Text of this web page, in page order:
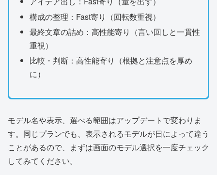
構成の整理：Fast寄り（回転数重視）
最終文章の詰め：高性能寄り（言い回しと一貫性
重視）
比較・判断：高性能寄り（根拠と注意点を厚め
に）
モデル名や表示、選べる範囲はアップデートで変わりま
す。同じプランでも、表示されるモデルが日によって違う
ことがあるので、まずは画面のモデル選択を一度チェック
してみてください。